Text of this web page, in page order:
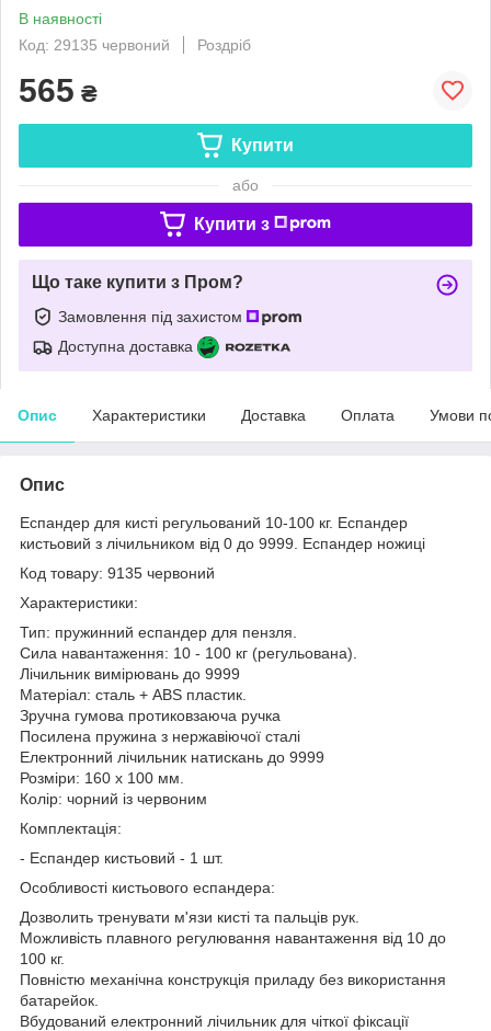
В наявності
Код: 29135 червоний
Роздріб
565 ₴
Купити
або
Купити з
Що таке купити з Пром?
Замовлення під захистом
Доступна доставка
Опис Характеристики Доставка Оплата Умови
Опис
Еспандер для кисті регульований 10-100 кг. Еспандер
кистьовий з лічильником від 0 до 9999. Еспандер ножиці
Код товару: 9135 червоний
Характеристики:
Тип: пружинний еспандер для пензля.
Сила навантаження: 10 - 100 кг (регульована).
Лічильник вимірювань до 9999
Матеріал: сталь + ABS пластик.
Зручна гумова протиковзаюча ручка
Посилена пружина з нержавіючої сталі
Електронний лічильник натискань до 9999
Розміри: 160 х 100 мм.
Колір: чорний із червоним
Комплектація:
- Еспандер кистьовий - 1 шт.
Особливості кистьового еспандера:
Дозволить тренувати м'язи кисті та пальців рук.
Можливість плавного регулювання навантаження від 10 до
100 кг.
Повністю механічна конструкція приладу без використання
батарейок.
Вбудований електронний лічильник для чіткої фіксації